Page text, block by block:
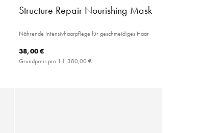
Structure Repair Nourishing Mask
Nährende Intensivhaarpflege für geschmeidiges Haar
38,00 €
Grundpreis pro 1 l: 380,00 €